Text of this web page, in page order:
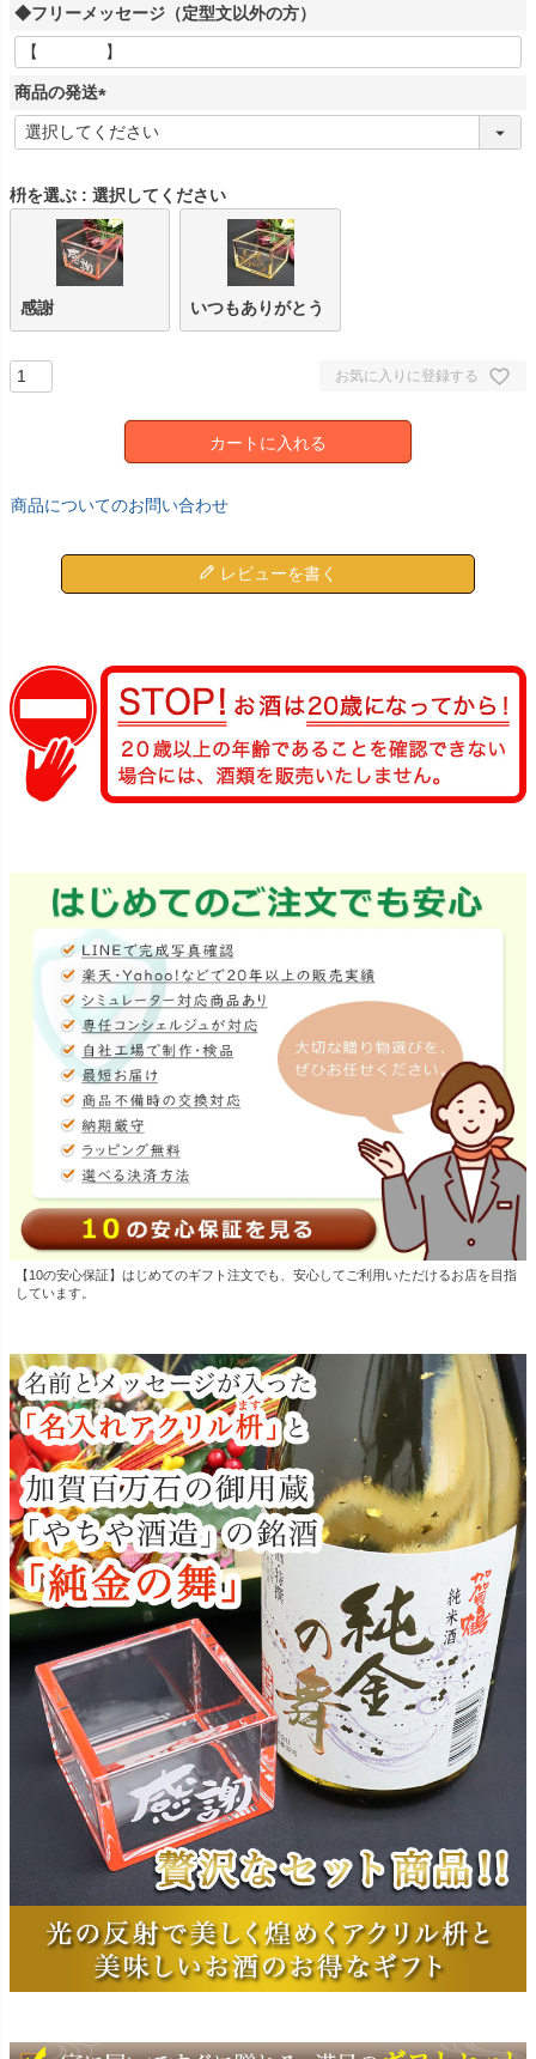
須
)
◆フリーメッセージ（定型文以外の方）
商品の発送
(
必
)
枡を選ぶ 選択してください
感謝 いつもありがとう
お気に入りに登録する
カートに入れる
商品についてのお問い合わせ
レビューを書く
【10の安心保証】はじめてのギフト注文でも、安心してご利用いただけるお店を目指
しています。